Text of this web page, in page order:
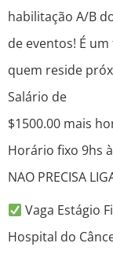
habilitação A/B
de eventos! É
quem reside
Salário de
$1500.00 mais
Horário fixo 9hs
NAO PRECISA
Vaga Estágio
Hospital do